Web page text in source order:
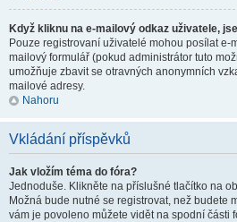
Když kliknu na e-mailový odkaz uživatele,
Pouze registrovaní uživatelé mohou posílat e-
mailový formulář (pokud administrátor tuto
umožňuje zbavit se otravných anonymních
mailové adresy.
Nahoru
Vkládání příspěvků
Jak vložím téma do fóra?
Jednoduše. Klikněte na příslušné tlačítko na
Možná bude nutné se registrovat, než budete
vám je povoleno můžete vidět na spodní části